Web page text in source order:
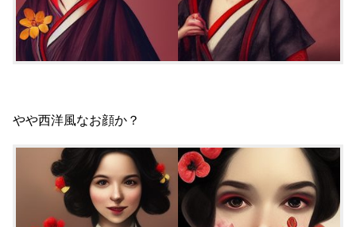
やや西洋風なお顔か？